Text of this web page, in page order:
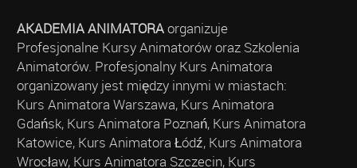
AKADEMIA ANIMATORAorganizuje
Profesjonalne Kursy Animatorów oraz Szkolenia
Animatorów. Profesjonalny Kurs Animatora
organizowany jest między innymi w miastach:
Kurs Animatora Warszawa, Kurs Animatora
Gdańsk, Kurs Animatora Poznań, Kurs Animatora
Katowice, Kurs Animatora Łódź, Kurs Animatora
Wrocław, Kurs Animatora Szczecin, Kurs